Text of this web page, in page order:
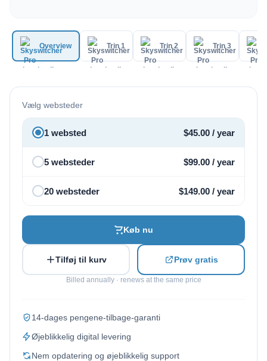
Overview Trin 1 Trin 2 Trin 3
Vælg websteder
1 websted $45.00 / year
5 websteder $99.00 / year
20 websteder $149.00 / year
Køb nu
Tilføj til kurv Prøv gratis
Billed annually · renews at the same price
14-dages pengene-tilbage-garanti
Øjeblikkelig digital levering
Nem opdatering og øjeblikkelig support